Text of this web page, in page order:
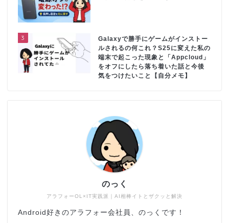
3
Galaxyで勝手にゲームがインストー
ルされるの何これ？S25に変えた私の
端末で起こった現象と「Appcloud」
をオフにしたら落ち着いた話と今後
気をつけたいこと【自分メモ】
アラフォーOL×IT実践派｜AI相棒イトとザクッと解決
のっく
Android好きのアラフォー会社員、のっくです！